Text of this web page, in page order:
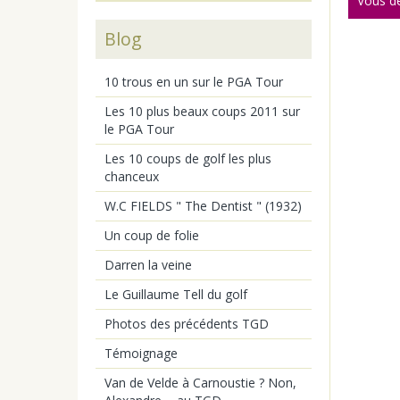
Blog
10 trous en un sur le PGA Tour
Les 10 plus beaux coups 2011 sur
le PGA Tour
Les 10 coups de golf les plus
chanceux
W.C FIELDS " The Dentist " (1932)
Un coup de folie
Darren la veine
Le Guillaume Tell du golf
Photos des précédents TGD
Témoignage
Van de Velde à Carnoustie ? Non,